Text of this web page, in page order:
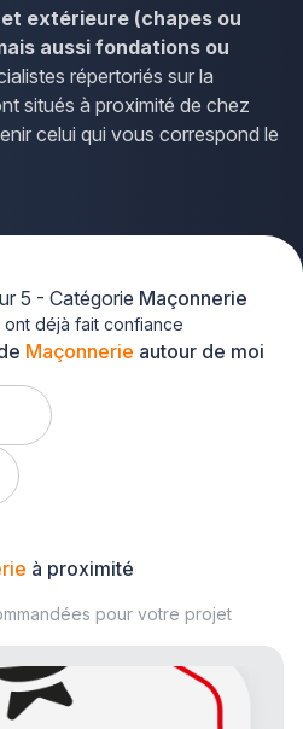
extérieure (chapes ou
aussi fondations ou
répertoriés sur la
situés à proximité de chez
celui qui vous correspond le
Maçonnerie autour de moi
5 - Catégorie Maçonnerie
déjà fait confiance
à proximité
pour votre projet